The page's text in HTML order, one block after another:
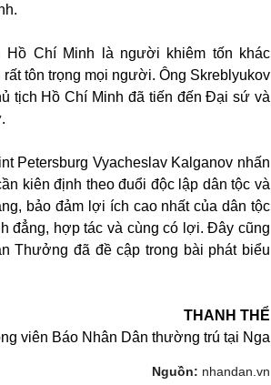
Hồ Chí Minh là người khiêm tốn khác
tôn trọng mọi người. Ông Skreblyukov
tịch Hồ Chí Minh đã tiến đến Đại sứ và
Petersburg Vyacheslav Kalganov nhấn
kiên định theo đuổi độc lập dân tộc và
bảo đảm lợi ích cao nhất của dân tộc
đẳng, hợp tác và cùng có lợi. Đây cũng
Thưởng đã đề cập trong bài phát biểu
THANH THỂ
viên Báo Nhân Dân thường trú tại Nga
Nguồn: nhandan.vn